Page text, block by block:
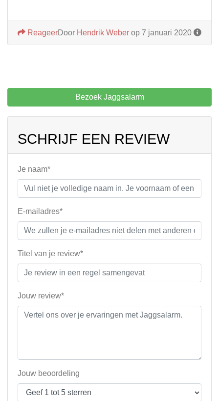
Door Hendrik Weber op 7 januari 2020
Reageer
Bezoek Jaggsalarm
SCHRIJF EEN REVIEW
Je naam*
E-mailadres*
Titel van je review*
Jouw review*
Jouw beoordeling